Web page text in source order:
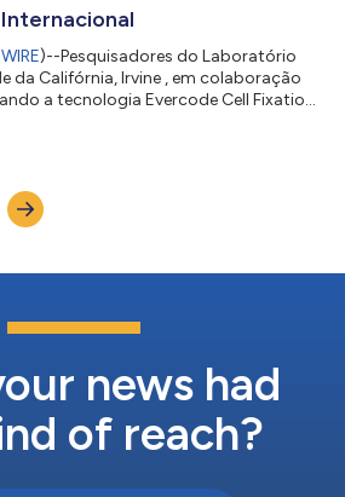
)--Pesquisadores do Laboratório
da Califórnia, Irvine , em colaboração
a tecnologia Evercode Cell Fixation
pela Fundação Nacional de
Dra. Wendy Brown e pelo Dr.
hoje pe...
news had
of reach?